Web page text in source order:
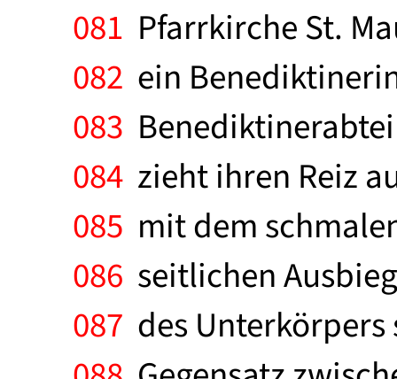
081 Pfarrkirche St.
082 ein
083
084 zieht ihren Reiz
085 mit dem
086 seitlichen
087 des